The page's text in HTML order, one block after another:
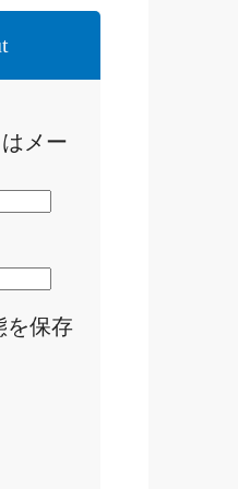
メー
を保存